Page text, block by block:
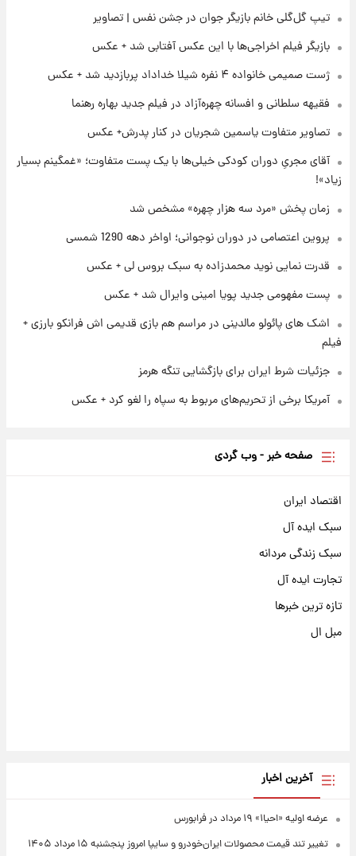
۲۳ ساعت پیش
عکس / خداحافظی صمیمانه آبی ها با رامین!
آتش اختلاف در اینستاگرام؛ تمجید از حردانی به
۲۳ ساعت پیش
۲۳ ساعت پیش
هسته‌ای در آسمان ظاهر شد
تیپ گل‌گلی خانم بازیگر جوان در جشن نفس | تصاویر
بازیگر فیلم اخراجی‌ها با این عکس آفتابی شد + عکس
ژست صمیمی خانواده ۴ نفره شیلا خداداد پربازدید شد + عکس
فقیهه سلطانی و افسانه چهره‌آزاد در فیلم جدید بهاره رهنما
تصاویر متفاوت یاسمین شجریان در کنار پدرش+ عکس
آقای مجریِ دوران کودکی خیلی‌ها با یک پست متفاوت؛ «غمگینم بسیار
زیاد»!
زمان پخش «مرد سه هزار چهره» مشخص شد
پروین اعتصامی در دوران نوجوانی؛ اواخر دهه 1290 شمسی
قدرت نمایی نوید محمدزاده به سبک بروس لی + عکس
پست مفهومی جدید پویا امینی وایرال شد + عکس
اشک های پائولو مالدینی در مراسم هم بازی قدیمی اش فرانکو بارزی +
فیلم
جزئیات شرط ایران برای بازگشایی تنگه هرمز
آمریکا برخی از تحریم‌های مربوط به سپاه را لغو کرد + عکس
صفحه خبر - وب گردی
اقتصاد ایران
سبک ایده آل
سبک زندگی مردانه
تجارت ایده آل
تازه ترین خبرها
مبل ال
آخرین اخبار
عرضه اولیه «احیا۱» ۱۹ مرداد در فرابورس
تغییر تند قیمت محصولات ایران‌خودرو و سایپا امروز پنجشنبه ۱۵ مرداد ۱۴۰۵